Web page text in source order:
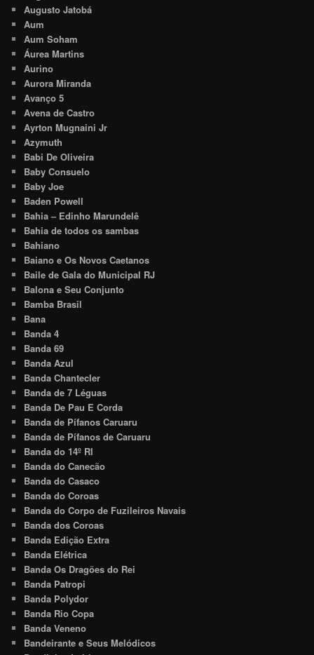
Augusto Jatobá
Aum
Aum Soham
Áurea Martins
Aurino
Aurora Miranda
Avanço 5
Avena de Castro
Ayrton Mugnaini Jr
Azymuth
Babi De Oliveira
Baby Consuelo
Baby Joe
Baden Powell
Bahia – Edinho Marundelê
Bahia de todos os sambas
Bahiano
Baiano e Os Novos Caetanos
Baile de Gala do Municipal RJ
Balona e Seu Conjunto
Bamba Brasil
Bana
Banda 4
Banda 69
Banda Azul
Banda Chantecler
Banda de 7 Léguas
Banda De Pau E Corda
Banda de Pífanos Caruaru
Banda de Pífanos de Caruaru
Banda do 14º RI
Banda do Canecão
Banda do Casaco
Banda do Coroas
Banda do Corpo de Fuzileiros Navais
Banda dos Coroas
Banda Edição Extra
Banda Elétrica
Banda Os Dragões do Rei
Banda Patropi
Banda Polydor
Banda Rio Copa
Banda Veneno
Bandeirante e Seus Melódicos